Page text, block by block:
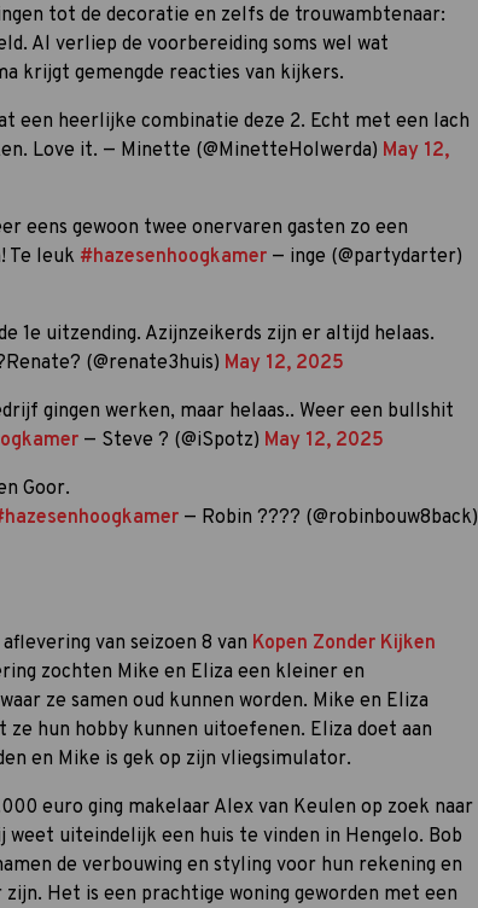
tot de decoratie en zelfs de trouwambtenaar:
Al verliep de voorbereiding soms wel wat
krijgt gemengde reacties van kijkers.
een heerlijke combinatie deze 2. Echt met een lach
Love it. — Minette (@MinetteHolwerda) May 12,
eens gewoon twee onervaren gasten zo een
Te leuk #hazesenhoogkamer — inge (@partydarter)
1e uitzending. Azijnzeikerds zijn er altijd helaas.
(@renate3huis) May 12, 2025
gingen werken, maar helaas.. Weer een bullshit
— Steve ? (@iSpotz) May 12, 2025
Goor.
— Robin ???? (@robinbouw8back)
van seizoen 8 van Kopen Zonder Kijken
zochten Mike en Eliza een kleiner en
ze samen oud kunnen worden. Mike en Eliza
ze hun hobby kunnen uitoefenen. Eliza doet aan
en Mike is gek op zijn vliegsimulator.
euro ging makelaar Alex van Keulen op zoek naar
weet uiteindelijk een huis te vinden in Hengelo. Bob
de verbouwing en styling voor hun rekening en
Het is een prachtige woning geworden met een